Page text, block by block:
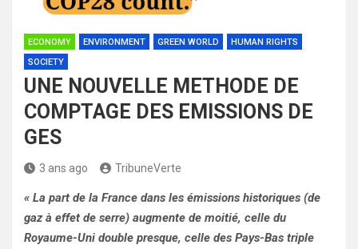
ECONOMY ENVIRONMENT GREEN WORLD
HUMAN RIGHTS
SOCIETY
UNE NOUVELLE METHODE DE
COMPTAGE DES EMISSIONS DE
GES
3 ans ago TribuneVerte
« La part de la France dans les émissions historiques (de
gaz à effet de serre) augmente de moitié, celle du
Royaume-Uni double presque, celle des Pays-Bas triple